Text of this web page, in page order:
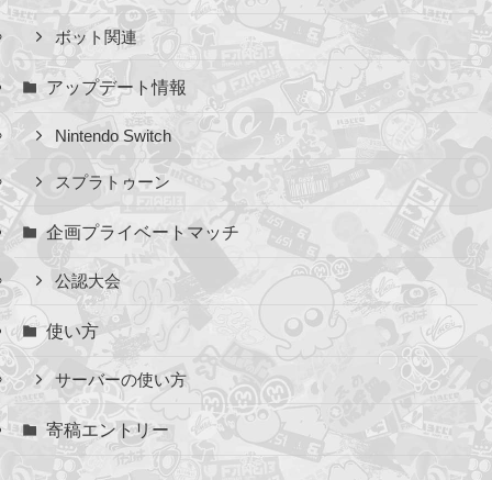
ボット関連
アップデート情報
Nintendo Switch
スプラトゥーン
企画プライベートマッチ
公認大会
使い方
サーバーの使い方
寄稿エントリー